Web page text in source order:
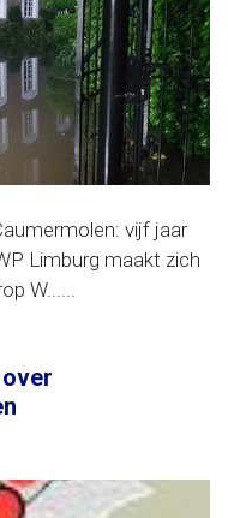
vijf jaar
Limburg maakt zich
W......